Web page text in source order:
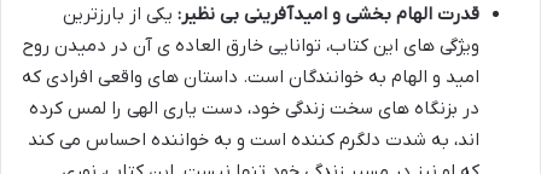
قدرت الهام بخشی و امیدآفرینی بی نظیر: یکی از بارزترین
ویژگی های این کتاب، توانایی خارق العاده ی آن در دمیدن روح
امید و الهام به خوانندگان است. داستان های واقعی افرادی که
در بزنگاه های سخت زندگی خود، دست یاری الهی را لمس کرده
اند، به شدت دلگرم کننده است و به خواننده احساس می کند